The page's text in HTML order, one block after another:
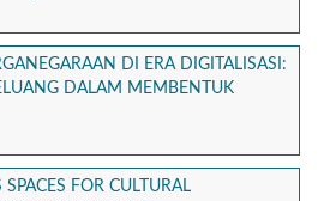
DI ERA DIGITALISASI:
DALAM MEMBENTUK
FOR CULTURAL